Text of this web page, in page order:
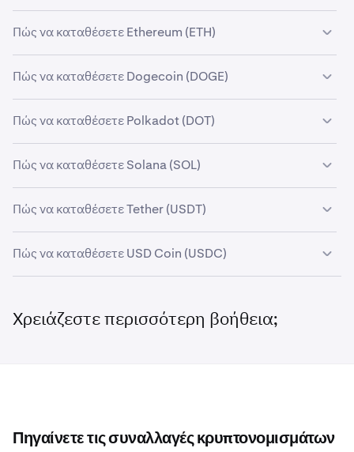
Πώς να καταθέσετε Ethereum (ETH)
Πώς να καταθέσετε Dogecoin (DOGE)
Πώς να καταθέσετε Polkadot (DOT)
Πώς να καταθέσετε Solana (SOL)
Πώς να καταθέσετε Tether (USDT)
Πώς να καταθέσετε USD Coin (USDC)
Χρειάζεστε περισσότερη βοήθεια;
Πηγαίνετε τις συναλλαγές κρυπτονομισμάτων